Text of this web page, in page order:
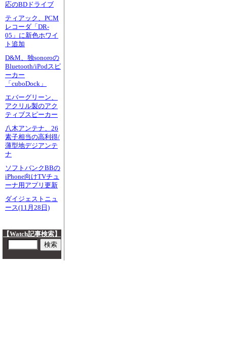
応のBDドライブ
ティアック、PCM
レコーダ「DR-
05」に新色ホワイ
ト追加
D&M、独sonoroの
Bluetooth/iPodスピ
ーカー
「cuboDock」
エバーグリーン、
アクリル製のアク
ティブスピーカー
八木アンテナ、26
素子相当の高利得/
薄型地デジアンテ
ナ
ソフトバンクBBの
iPhone向けTVチュ
ーナ用アプリ更新
ダイジェストニュ
ース(11月28日)
【Watch記事検索】